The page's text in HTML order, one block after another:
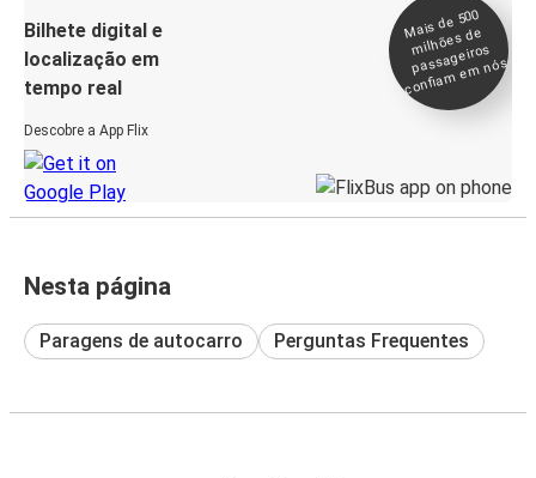
Bilhete digital e
localização em
tempo real
Descobre a App Flix
Mais de 500
milhões de
passageiros
confia
m e
m nós
Nesta página
Paragens de autocarro Perguntas Frequentes